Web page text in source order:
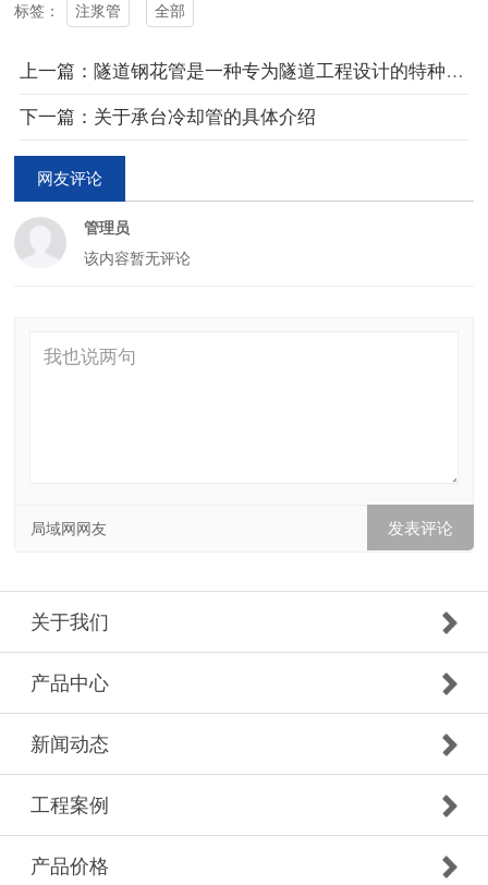
标签： 注浆管 全部
上一篇：隧道钢花管​是一种专为隧道工程设计的特种管材
下一篇：关于承台冷却管的具体介绍
网友评论
管理员
该内容暂无评论
局域网网友
关于我们
产品中心
新闻动态
工程案例
产品价格